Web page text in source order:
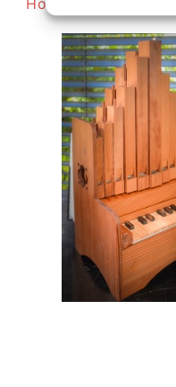
Holzpfeifen